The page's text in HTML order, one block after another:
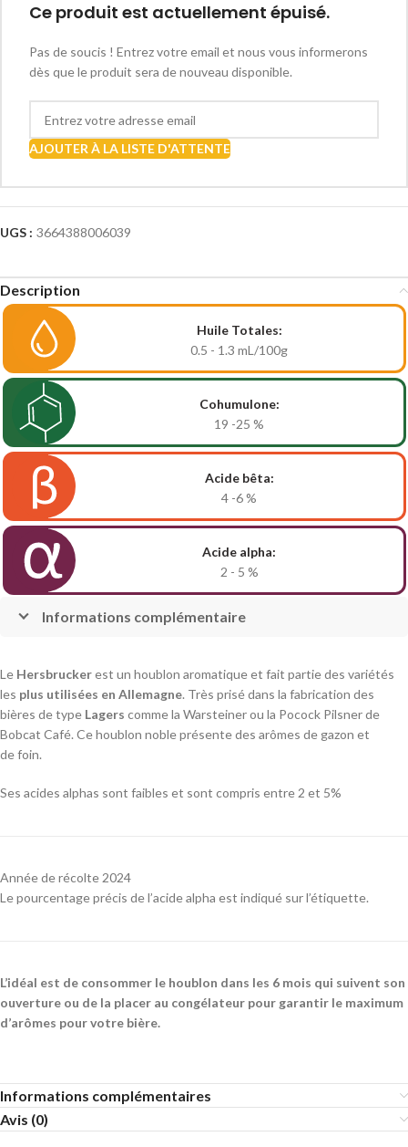
Ce produit est actuellement épuisé.
Pas de soucis ! Entrez votre email et nous vous informerons
dès que le produit sera de nouveau disponible.
AJOUTER À LA LISTE D'ATTENTE
UGS : 3664388006039
Description
Acide alpha:
2 - 5 %
Acide bêta:
4 -6%
Cohumulone:
19 -25 %
Huile Totales:
0.5 - 1.3 mL/100g
Informations complémentaire
Le Hersbruckerest un houblon aromatique et fait partie des variétés
les plus utilisées en Allemagne. Très prisé dans la fabrication des
bières de type Lagers comme la Warsteiner ou la Pocock Pilsner de
Bobcat Café. Ce houblon noble présente des arômes de gazon et
de foin.
Ses acides alphas sont faibles et sont compris entre 2 et 5%
Année de récolte 2024
Le pourcentage précis de l’acide alpha est indiqué sur l’étiquette.
L’idéal est de consommer le houblon dans les 6 mois qui suivent son
ouverture ou de la placer au congélateur pour garantir le maximum
d’arômes pour votre bière.
Informations complémentaires
Avis (0)